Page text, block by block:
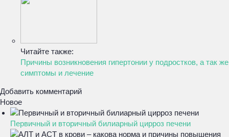
Читайте также:
Причины возникновения гипертонии у подростков, а так же
симптомы и лечение
Добавить комментарий
Новое
Первичный и вторичный билиарный цирроз печени